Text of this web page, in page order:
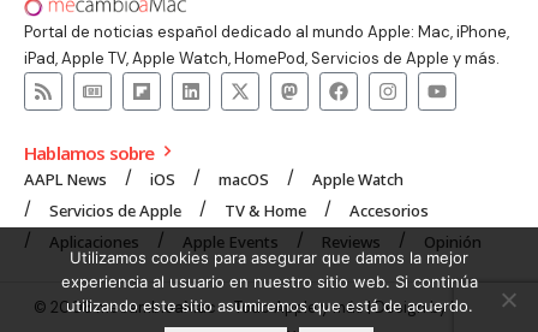
Portal de noticias español dedicado al mundo Apple: Mac, iPhone,
iPad, Apple TV, Apple Watch, HomePod, Servicios de Apple y más.
Hablamos sobre
AAPL News iOS macOS
Apple Watch
Servicios de Apple
TV & Home
Accesorios
Aplicaciones
Apple Events Reviews Opinión
© 2008 mecambioaMac – Todo Apple y más | Design byUNXON
Utilizamos cookies para asegurar que damos la mejor
experiencia al usuario en nuestro sitio web. Si continúa
utilizando este sitio asumiremos que está de acuerdo.